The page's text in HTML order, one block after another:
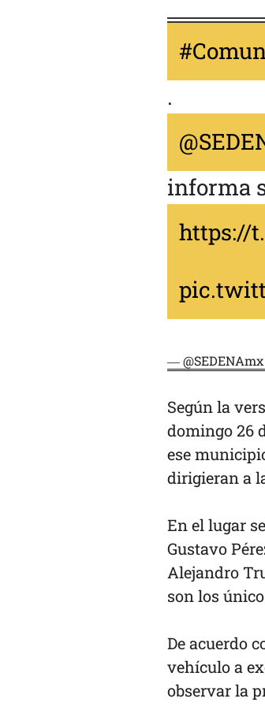
.
informa
https://
—
Según la
domingo 26
ese
dirigieran a
En el lugar
Gustavo
Alejandro
son los
De acuerdo
vehículo a
observar la